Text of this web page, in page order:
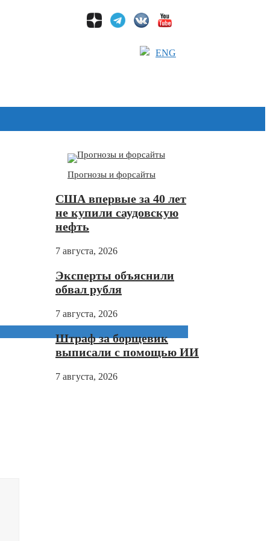
ENG
Прогнозы и форсайты
США впервые за 40 лет
не купили саудовскую
нефть
7 августа, 2026
Эксперты объяснили
обвал рубля
7 августа, 2026
Штраф за борщевик
выписали с помощью ИИ
7 августа, 2026